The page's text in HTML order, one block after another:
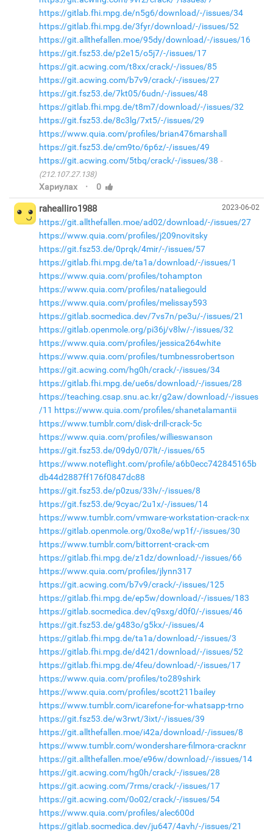
https://gitlab.fhi.mpg.de/n5g6/download/-/issues/34
https://gitlab.fhi.mpg.de/3fyr/download/-/issues/52
https://git.allthefallen.moe/95dy/download/-/issues/16
https://git.fsz53.de/p2e15/o5j7/-/issues/17
https://git.acwing.com/t8xx/crack/-/issues/85
https://git.acwing.com/b7v9/crack/-/issues/27
https://git.fsz53.de/7kt05/6udn/-/issues/48
https://gitlab.fhi.mpg.de/t8m7/download/-/issues/32
https://git.fsz53.de/8c3lg/7xt5/-/issues/29
https://www.quia.com/profiles/brian476marshall
https://git.fsz53.de/cm9to/6p6z/-/issues/49
https://git.acwing.com/5tbq/crack/-/issues/38
(212.107.27.138)
Хариулах · 0
2023-06-02
rahealliro1988
https://git.allthefallen.moe/ad02/download/-/issues/27
https://www.quia.com/profiles/j209novitsky
https://git.fsz53.de/0prqk/4mir/-/issues/57
https://gitlab.fhi.mpg.de/ta1a/download/-/issues/1
https://www.quia.com/profiles/tohampton
https://www.quia.com/profiles/nataliegould
https://www.quia.com/profiles/melissay593
https://gitlab.socmedica.dev/7vs7n/pe3u/-/issues/21
https://gitlab.openmole.org/pi36j/v8lw/-/issues/32
https://www.quia.com/profiles/jessica264white
https://www.quia.com/profiles/tumbnessrobertson
https://git.acwing.com/hg0h/crack/-/issues/34
https://gitlab.fhi.mpg.de/ue6s/download/-/issues/28
https://teaching.csap.snu.ac.kr/g2aw/download/-/issues
/11 https://www.quia.com/profiles/shanetalamantii
https://www.tumblr.com/disk-drill-crack-5c
https://www.quia.com/profiles/willieswanson
https://git.fsz53.de/09dy0/07lt/-/issues/65
https://www.noteflight.com/profile/a6b0ecc742845165b
db44d2887ff176f0847dc88
https://git.fsz53.de/p0zus/33lv/-/issues/8
https://git.fsz53.de/9cyac/2u1x/-/issues/14
https://www.tumblr.com/vmware-workstation-crack-nx
https://gitlab.openmole.org/0xo8e/wp1f/-/issues/30
https://www.tumblr.com/bittorrent-crack-cm
https://gitlab.fhi.mpg.de/z1dz/download/-/issues/66
https://www.quia.com/profiles/jlynn317
https://git.acwing.com/b7v9/crack/-/issues/125
https://gitlab.fhi.mpg.de/ep5w/download/-/issues/183
https://gitlab.socmedica.dev/q9sxg/d0f0/-/issues/46
https://git.fsz53.de/g483o/g5kx/-/issues/4
https://gitlab.fhi.mpg.de/ta1a/download/-/issues/3
https://gitlab.fhi.mpg.de/d421/download/-/issues/52
https://gitlab.fhi.mpg.de/4feu/download/-/issues/17
https://www.quia.com/profiles/to289shirk
https://www.quia.com/profiles/scott211bailey
https://www.tumblr.com/icarefone-for-whatsapp-trno
https://git.fsz53.de/w3rwt/3ixt/-/issues/39
https://git.allthefallen.moe/i42a/download/-/issues/8
https://www.tumblr.com/wondershare-filmora-cracknr
https://git.allthefallen.moe/e96w/download/-/issues/14
https://git.acwing.com/hg0h/crack/-/issues/28
https://git.acwing.com/7rms/crack/-/issues/17
https://git.acwing.com/0o02/crack/-/issues/54
https://www.quia.com/profiles/alec600d
https://gitlab.socmedica.dev/ju647/4avh/-/issues/21